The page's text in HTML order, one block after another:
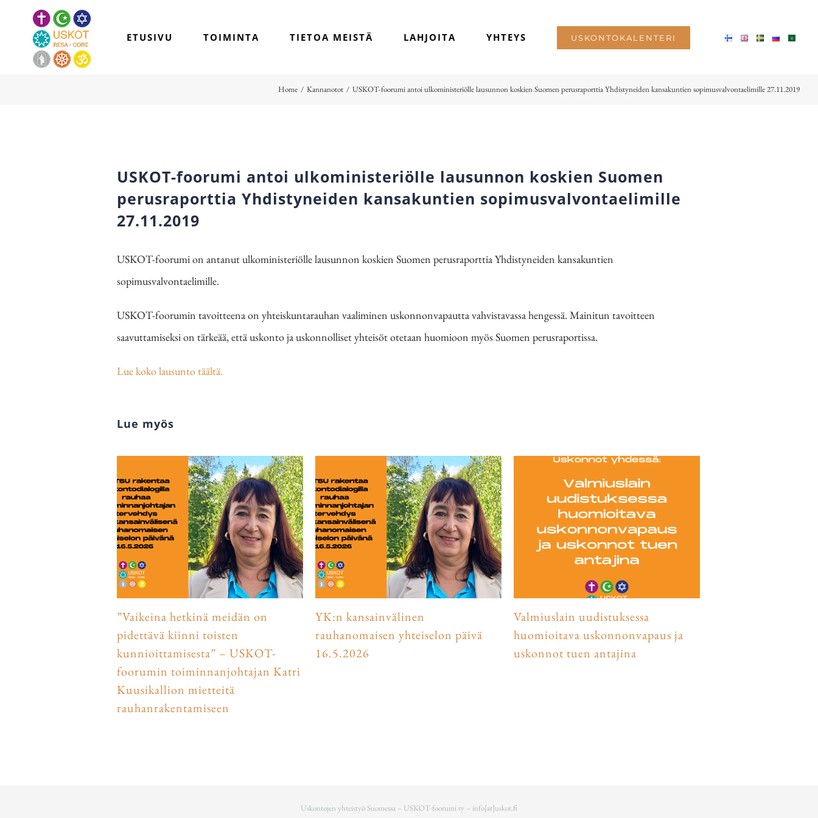
ETUSIVU TOIMINTA TIETOA MEISTÄ LAHJOITA YHTEYS USKONTOKALENTERI
Home / Kannanotot / USKOT-foorumi antoi ulkoministeriölle lausunnon koskien Suomen perusraporttia Yhdistyneiden kansakuntien sopimusvalvontaelimille 27.11.2019
USKOT-foorumi antoi ulkoministeriölle lausunnon koskien Suomen
perusraporttia Yhdistyneiden kansakuntien sopimusvalvontaelimille
27.11.2019
USKOT-foorumi on antanut ulkoministeriölle lausunnon koskien Suomen perusraporttia Yhdistyneiden kansakuntien
sopimusvalvontaelimille.
USKOT-foorumin tavoitteena on yhteiskuntarauhan vaaliminen uskonnonvapautta vahvistavassa hengessä. Mainitun tavoitteen
saavuttamiseksi on tärkeää, että uskonto ja uskonnolliset yhteisöt otetaan huomioon myös Suomen perusraportissa.
Lue koko lausunto täältä.
Lue myös
”Vaikeina hetkinä meidän on
pidettävä kiinni toisten
kunnioittamisesta” – USKOT-
foorumin toiminnanjohtajan Katri
Kuusikallion mietteitä
rauhanrakentamiseen
YK:n kansainvälinen
rauhanomaisen yhteiselon päivä
16.5.2026
Valmiuslain uudistuksessa
huomioitava uskonnonvapaus ja
uskonnot tuen antajina
Uskontojen yhteistyö Suomessa – USKOT-foorumi ry – info[at]uskot.fi